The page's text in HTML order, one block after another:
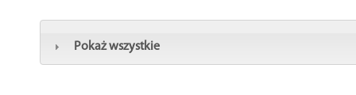
Pokaż wszystkie